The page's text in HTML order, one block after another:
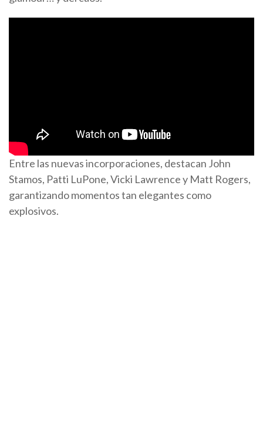
Entre las nuevas incorporaciones, destacan John
Stamos, Patti LuPone, Vicki Lawrence y Matt Rogers,
garantizando momentos tan elegantes como
explosivos.